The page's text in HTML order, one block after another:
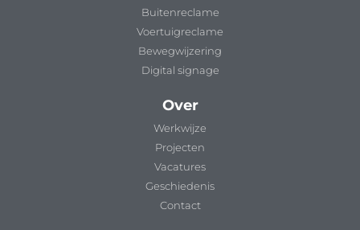
Buitenreclame
Voertuigreclame
Bewegwijzering
Digital signage
Over
Werkwijze
Projecten
Vacatures
Geschiedenis
Contact